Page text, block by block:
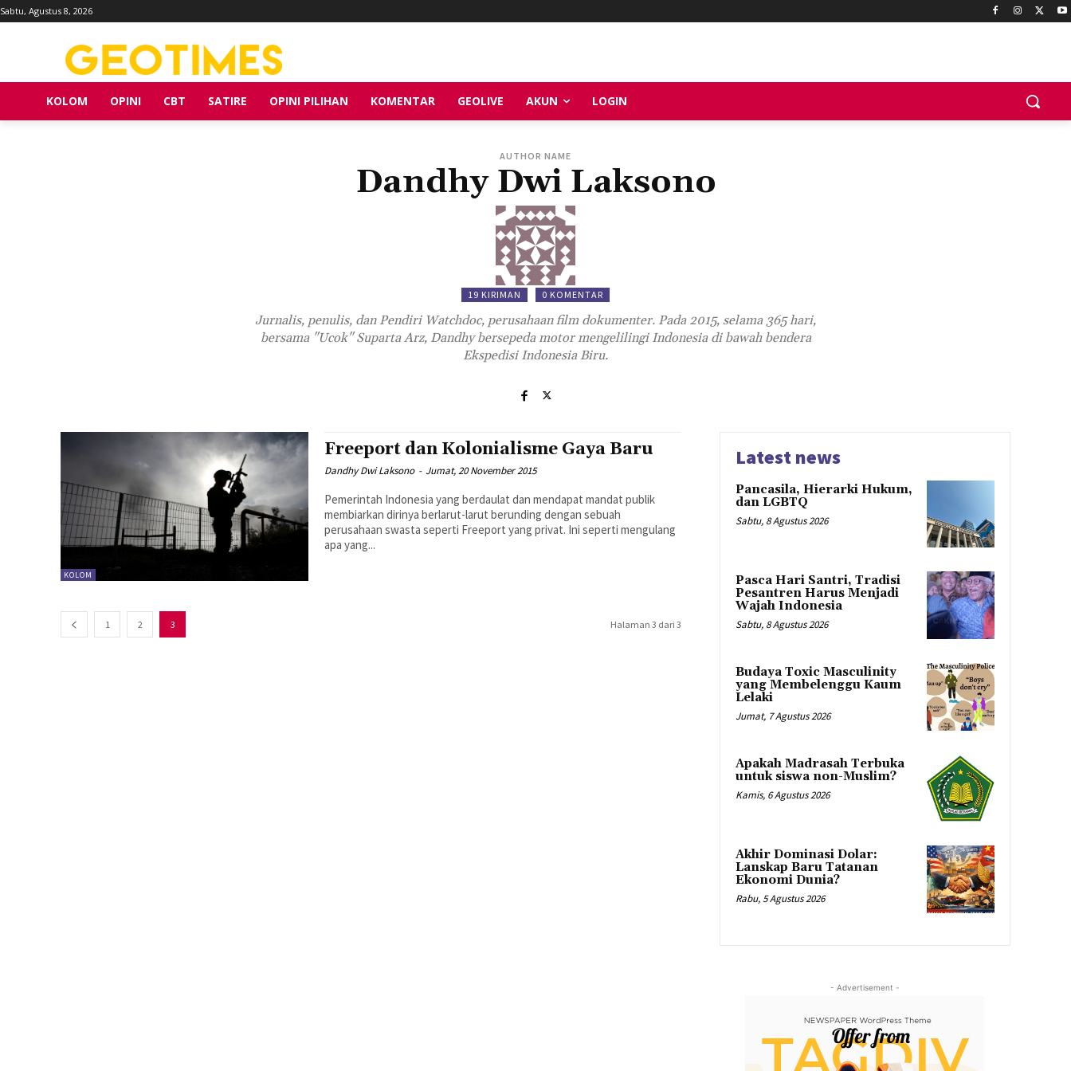
Sabtu, Agustus 8, 2026
KOLOM OPINI CBT SATIRE OPINI PILIHAN KOMENTAR GEOLIVE AKUN LOGIN
AUTHOR NAME
Dandhy Dwi Laksono
19 KIRIMAN 0 KOMENTAR
Jurnalis, penulis, dan Pendiri Watchdoc, perusahaan film dokumenter. Pada 2015, selama 365 hari,
bersama "Ucok" Suparta Arz, Dandhy bersepeda motor mengelilingi Indonesia di bawah bendera
Ekspedisi Indonesia Biru.
KOLOM
Freeport dan Kolonialisme Gaya Baru
Dandhy Dwi Laksono - Jumat, 20 November 2015
Pemerintah Indonesia yang berdaulat dan mendapat mandat publik
membiarkan dirinya berlarut-larut berunding dengan sebuah
perusahaan swasta seperti Freeport yang privat. Ini seperti mengulang
apa yang...
1 2 3 Halaman 3 dari 3
Latest news
Pancasila, Hierarki Hukum,
dan LGBTQ
Sabtu, 8 Agustus 2026
Pasca Hari Santri, Tradisi
Pesantren Harus Menjadi
Wajah Indonesia
Sabtu, 8 Agustus 2026
Budaya Toxic Masculinity
yang Membelenggu Kaum
Lelaki
Jumat, 7 Agustus 2026
Apakah Madrasah Terbuka
untuk siswa non-Muslim?
Kamis, 6 Agustus 2026
Akhir Dominasi Dolar:
Lanskap Baru Tatanan
Ekonomi Dunia?
Rabu, 5 Agustus 2026
- Advertisement -